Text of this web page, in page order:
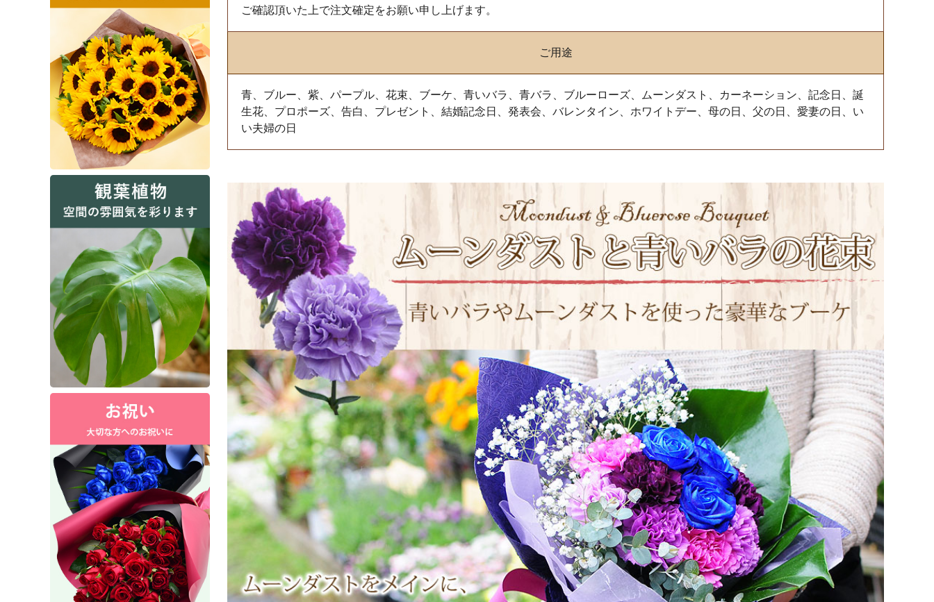
ご確認頂いた上で注文確定をお願い申し上げます。
ご用途
青、ブルー、紫、パープル、花束、ブーケ、青いバラ、青バラ、ブルーローズ、ムーンダスト、カーネーション、記念日、誕
生花、プロポーズ、告白、プレゼント、結婚記念日、発表会、バレンタイン、ホワイトデー、母の日、父の日、愛妻の日、い
い夫婦の日